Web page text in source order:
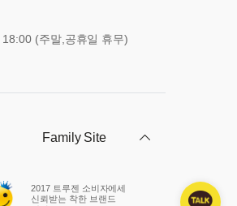
(주말,공휴일 휴무)
트루젠 소비자에세
받는 착한 브랜드
2017 고객감
대상 조이너